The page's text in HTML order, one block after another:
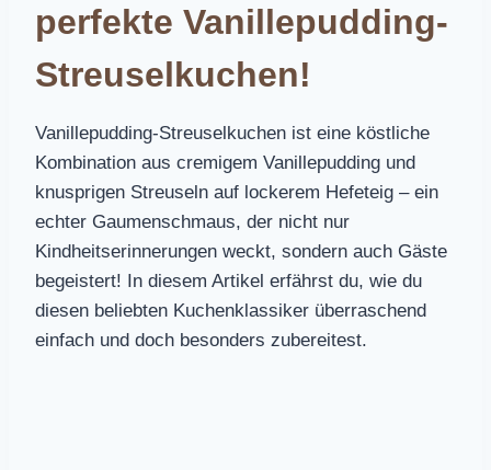
perfekte Vanillepudding-
Streuselkuchen!
Vanillepudding-Streuselkuchen ist eine köstliche
Kombination aus cremigem Vanillepudding und
knusprigen Streuseln auf lockerem Hefeteig – ein
echter Gaumenschmaus, der nicht nur
Kindheitserinnerungen weckt, sondern auch Gäste
begeistert! In diesem Artikel erfährst du, wie du
diesen beliebten Kuchenklassiker überraschend
einfach und doch besonders zubereitest.